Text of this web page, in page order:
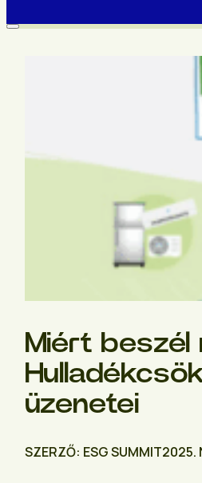
Miért beszél
üzenetei
SZERZŐ: ESG SUMMIT2025.